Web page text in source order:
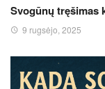
Svogūnų tręšimas
9 rugsėjo, 2025